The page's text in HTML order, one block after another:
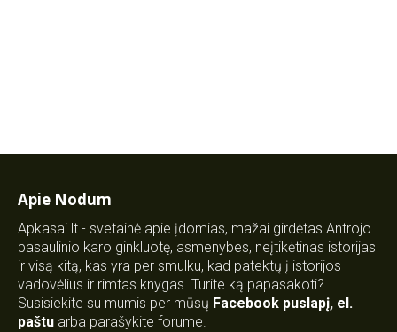
Apie Nodum
Apkasai.lt - svetainė apie įdomias, mažai girdėtas Antrojo
pasaulinio karo ginkluotę, asmenybes, neįtikėtinas istorijas
ir visą kitą, kas yra per smulku, kad patektų į istorijos
vadovėlius ir rimtas knygas. Turite ką papasakoti?
Susisiekite su mumis per mūsų Facebook puslapį, el.
paštu arba parašykite forume.